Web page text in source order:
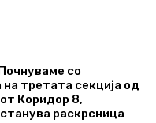
со
на третата секција од
Коридор 8,
раскрсница